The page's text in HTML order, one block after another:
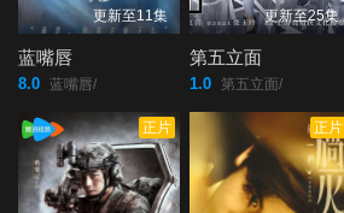
更新至11集
蓝嘴唇
8.0 蓝嘴唇/
更新至25集
第五立面
1.0 第五立面/
正片 正片